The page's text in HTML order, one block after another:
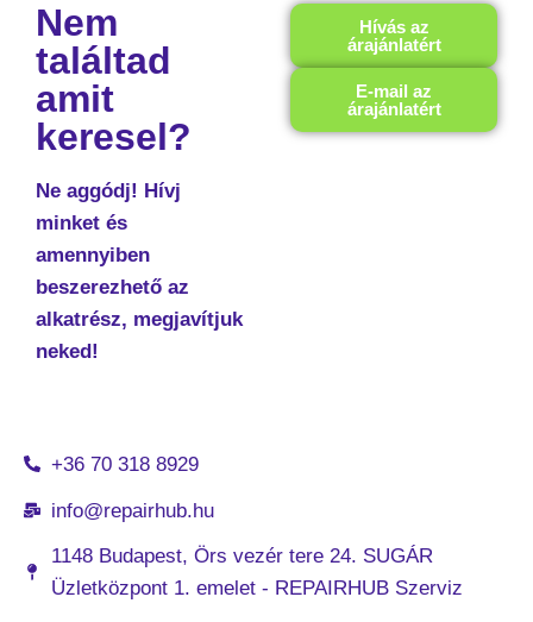
Nem
találtad
amit
keresel?
Ne aggódj! Hívj
minket és
amennyiben
beszerezhető az
alkatrész, megjavítjuk
neked!
Hívás az
árajánlatért
E-mail az
árajánlatért
+36 70 318 8929
info@repairhub.hu
1148 Budapest, Örs vezér tere 24. SUGÁR
Üzletközpont 1. emelet - REPAIRHUB Szerviz